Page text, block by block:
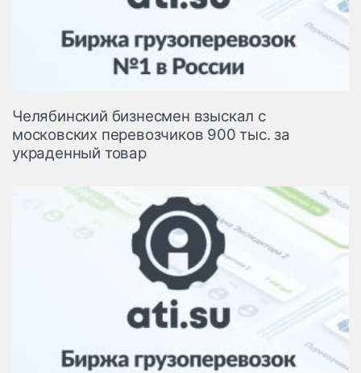
Челябинский бизнесмен взыскал с
московских перевозчиков 900 тыс. за
украденный товар